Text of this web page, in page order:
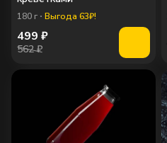
180 г Выгода 63₽!
499 ₽
562 ₽